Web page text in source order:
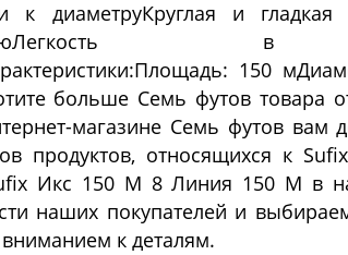
к диаметруКруглая и
в
150
больше Семь футов товара
магазине Семь футов вам
продуктов, относящихся к
Икс 150 M 8 Линия 150 M в
наших покупателей и
к деталям.